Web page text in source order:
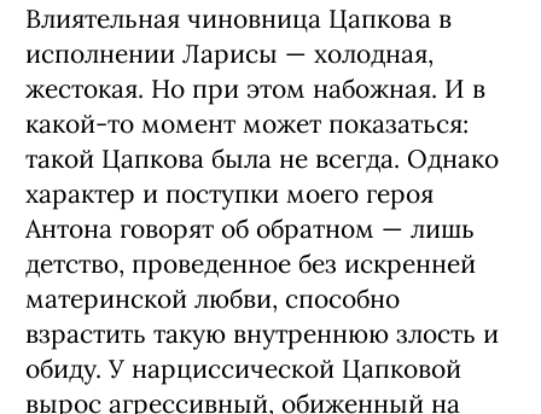
Влиятельная чиновница Цапкова в
исполнении Ларисы — холодная,
жестокая. Но при этом набожная. И в
какой-то момент может показаться:
такой Цапкова была не всегда. Однако
характер и поступки моего героя
Антона говорят об обратном — лишь
детство, проведенное без искренней
материнской любви, способно
взрастить такую внутреннюю злость и
обиду. У нарциссической Цапковой
вырос агрессивный, обиженный на